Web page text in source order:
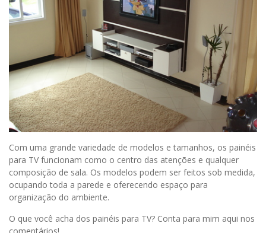
Com uma grande variedade de modelos e tamanhos, os painéis
para TV funcionam como o centro das atenções e qualquer
composição de sala. Os modelos podem ser feitos sob medida,
ocupando toda a parede e oferecendo espaço para
organização do ambiente.
O que você acha dos painéis para TV? Conta para mim aqui nos